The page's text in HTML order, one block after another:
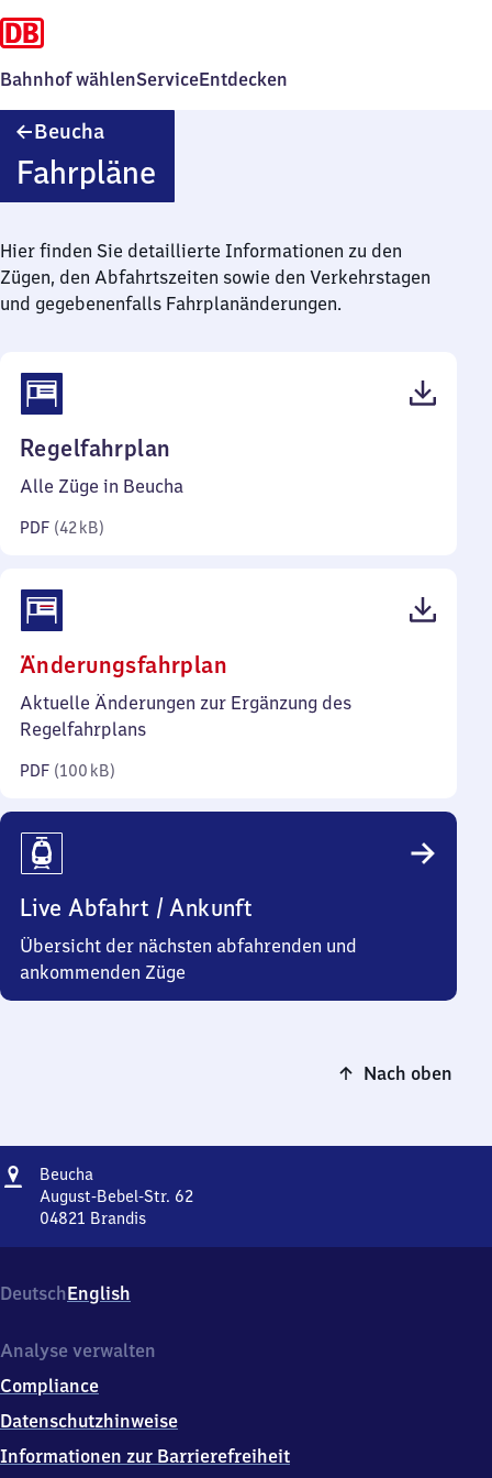
Bahnhof wählenServiceEntdecken
Beucha
Fahrpläne
Hier finden Sie detaillierte Informationen zu den
Zügen, den Abfahrtszeiten sowie den Verkehrstagen
und gegebenenfalls Fahrplanänderungen.
Regelfahrplan
42
Alle Züge in Beucha
PDF (42 kB)
Änderungsfahrplan
100
Aktuelle Änderungen zur Ergänzung des
Regelfahrplans
PDF (100 kB)
Live Abfahrt / Ankunft
Übersicht der nächsten abfahrenden und
ankommenden Züge
Nach oben
Adresse
Beucha
August-Bebel-Str. 62
04821 Brandis
Bebel-
Str.
0
8
2
Brandis
DeutschEnglish
Analyse verwalten
Compliance
Datenschutzhinweise
Informationen zur Barrierefreiheit